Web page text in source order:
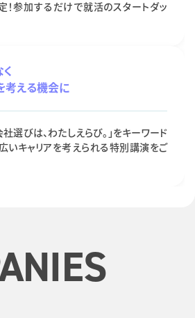
！参加するだけで就活のスタートダッ
考える機会に
選びは、わたしえらび。」をキーワード
いキャリアを考えられる特別講演をご